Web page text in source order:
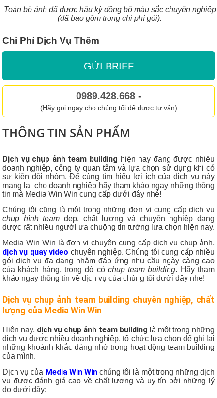
Toàn bộ ảnh đã được hậu kỳ đồng bộ màu sắc chuyên nghiệp
(đã bao gồm trong chi phí gói).
Chi Phí Dịch Vụ Thêm
GỬI BRIEF
0989.428.668 -
(Hãy gọi ngay cho chúng tối để được tư vấn)
THÔNG TIN SẢN PHẨM
Dịch vụ chụp ảnh team building hiện nay đang được nhiều
doanh nghiệp, công ty quan tâm và lựa chọn sử dụng khi có
sự kiện đội nhóm. Để cùng tìm hiểu lợi ích của dịch vụ này
mang lại cho doanh nghiệp hãy tham khảo ngay những thông
tin mà Media Win Win cung cấp dưới đây nhé!
Chúng tôi cũng là một trong những đơn vị cung cấp dịch vụ
chụp hình team đẹp, chất lượng và chuyên nghiệp đang
được rất nhiều người ưa chuộng tin tưởng lựa chọn hiện nay.
Media Win Win là đơn vị chuyên cung cấp dịch vụ chụp ảnh,
dịch vụ quay video chuyên nghiệp. Chúng tôi cung cấp nhiều
gói dịch vụ đa dạng nhằm đáp ứng nhu cầu ngày càng cao
của khách hàng, trong đó có chụp team building. Hãy tham
khảo ngay thông tin về dịch vụ của chúng tôi dưới đây nhé!
Dịch vụ chụp ảnh team building chuyên nghiệp, chất
lượng của Media Win Win
Hiện nay, dịch vụ chụp ảnh team building là một trong những
dịch vụ được nhiều doanh nghiệp, tổ chức lựa chọn để ghi lại
những khoảnh khắc đáng nhớ trong hoạt động team building
của mình.
Dịch vụ của Media Win Winchúng tôi là một trong những dịch
vụ được đánh giá cao về chất lượng và uy tín bởi những lý
do dưới đây: